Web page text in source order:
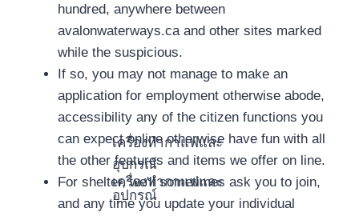
เครื่องทำกาแฟและ
อุปกรณ์
เครื่องทำกาแฟและ
อุปกรณ์
hundred, anywhere between
avalonwaterways.ca and other sites marked
while the suspicious.
If so, you may not manage to make an
application for employment otherwise abode,
accessibility any of the citizen functions you
can expect online otherwise have fun with all
the other features and items we offer on line.
For shelter, we'll sometimes ask you to join,
and any time you update your individual